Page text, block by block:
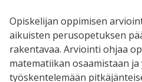
Opiskelijan oppimisen
aikuisten perusopetuksen
rakentavaa. Arviointi ohjaa
matematiikan osaamistaan
työskentelemään